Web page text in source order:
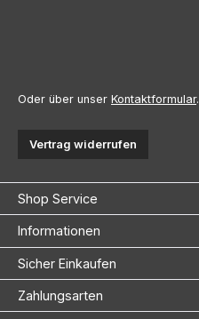
Oder über unser Kontaktformular.
Vertrag widerrufen
Shop Service
Informationen
Sicher Einkaufen
Zahlungsarten